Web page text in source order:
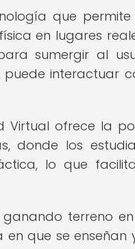
que
en lugares
sumergir al
interactuar
Virtual ofrece la
donde los
lo que
ganando terreno
que se enseñan